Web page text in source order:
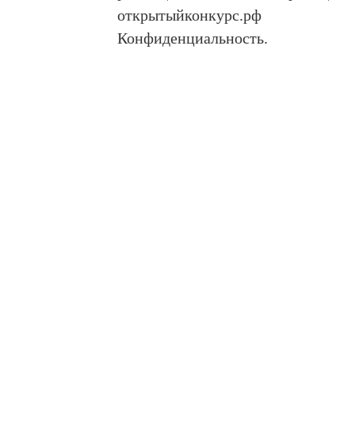
Конфиденциальность.